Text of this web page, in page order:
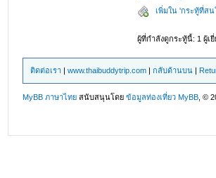
เพิ่มใน 'กระทู้ที่สน
ผู้ที่กำลังดูกระทู้นี้: 1 ผู้เ
ติดต่อเรา |www.thaibuddytrip.com |กลับด้านบน |
MyBB ภาษาไทย สนับสนุนโดยข้อมูลท่องเที่ยว MyBB , ©